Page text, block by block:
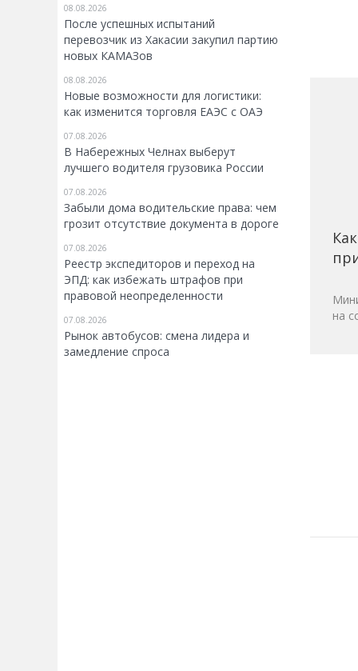
08.08.2026
После успешных испытаний
перевозчик из Хакасии закупил партию
новых КАМАЗов
08.08.2026
Новые возможности для логистики:
как изменится торговля ЕАЭС с ОАЭ
07.08.2026
В Набережных Челнах выберут
лучшего водителя грузовика России
07.08.2026
Забыли дома водительские права: чем
грозит отсутствие документа в дороге
07.08.2026
Реестр экспедиторов и переход на
ЭПД: как избежать штрафов при
правовой неопределенности
07.08.2026
Рынок автобусов: смена лидера и
замедление спроса
на